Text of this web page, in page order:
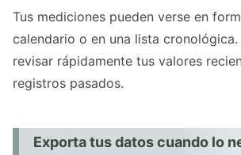
Tus mediciones pueden verse en
calendario o en una lista
revisar rápidamente tus valores
registros pasados.
Exporta tus datos cuando lo